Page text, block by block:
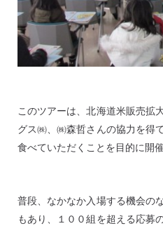
このツアーは、北海道米販売拡
グス㈱、㈱森哲さんの協力を得
食べていただくことを目的に開
普段、なかなか入場する機会の
もあり、１００組を超える応募